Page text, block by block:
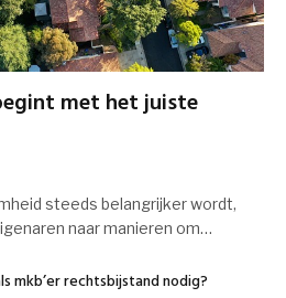
met het juiste
steeds belangrijker wordt,
naar manieren om…
mkb’er rechtsbijstand nodig?